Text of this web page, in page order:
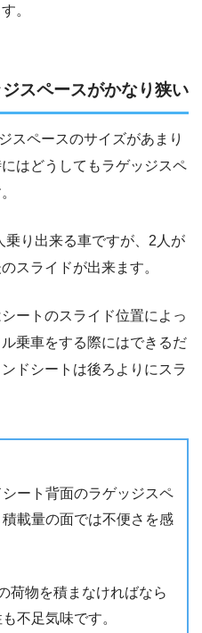
。
スペースがかなり狭い
スペースのサイズがあまり
はどうしてもラゲッジスペ
乗り出来る車ですが、2人が
スライドが出来ます。
ートのスライド位置によっ
乗車をする際にはできるだ
ドシートは後ろよりにスラ
ート背面のラゲッジスペ
載量の面では不便さを感
荷物を積まなければなら
不足気味です。